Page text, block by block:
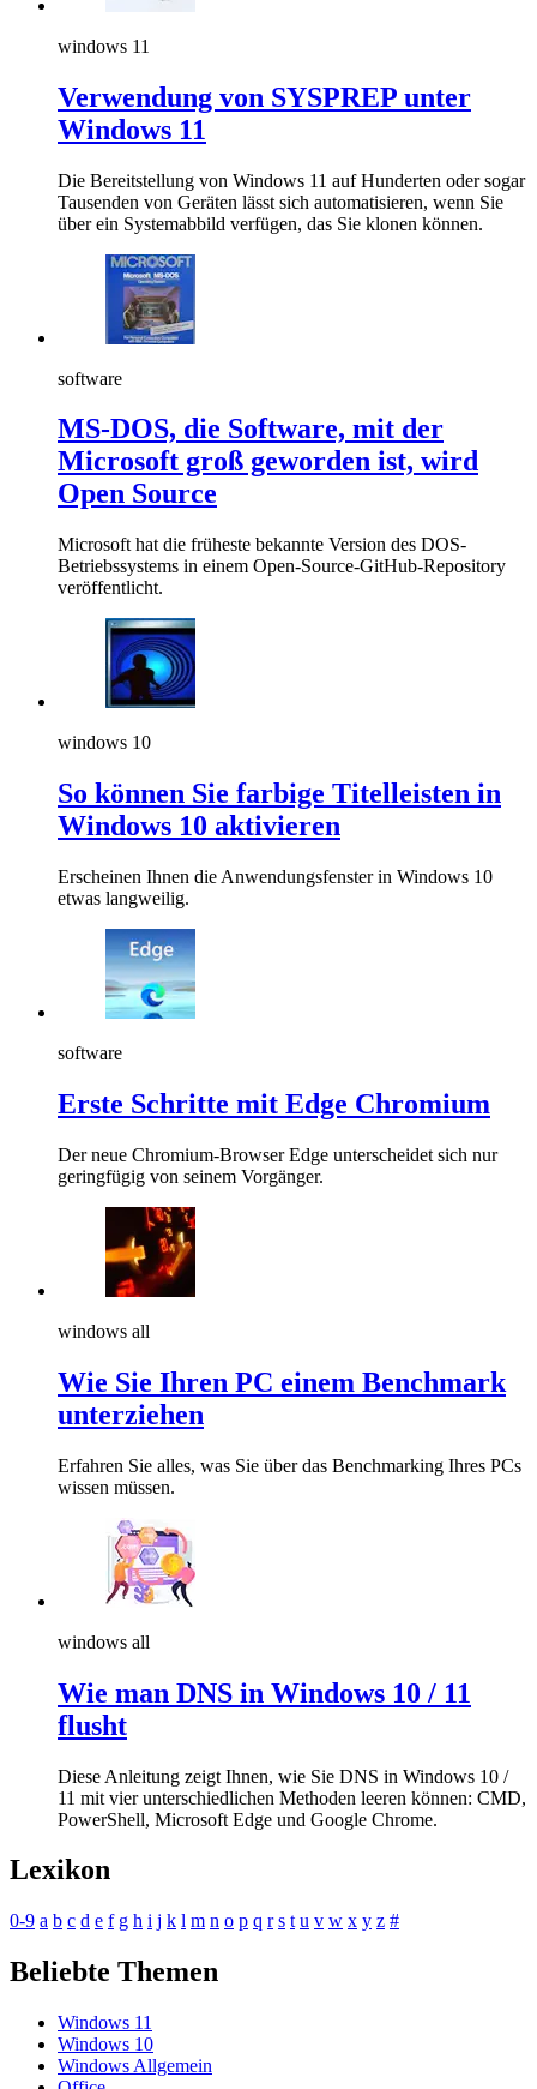
windows 11
Verwendung von SYSPREP unter
Windows 11
Die Bereitstellung von Windows 11 auf Hunderten oder sogar
Tausenden von Geräten lässt sich automatisieren, wenn Sie
über ein Systemabbild verfügen, das Sie klonen können.
software
MS-DOS, die Software, mit der
Microsoft groß geworden ist, wird
Open Source
Microsoft hat die früheste bekannte Version des DOS-
Betriebssystems in einem Open-Source-GitHub-Repository
veröffentlicht.
windows 10
So können Sie farbige Titelleisten in
Windows 10 aktivieren
Erscheinen Ihnen die Anwendungsfenster in Windows 10
etwas langweilig.
software
Erste Schritte mit Edge Chromium
Der neue Chromium-Browser Edge unterscheidet sich nur
geringfügig von seinem Vorgänger.
windows all
Wie Sie Ihren PC einem Benchmark
unterziehen
Erfahren Sie alles, was Sie über das Benchmarking Ihres PCs
wissen müssen.
windows all
Wie man DNS in Windows 10 / 11
flusht
Diese Anleitung zeigt Ihnen, wie Sie DNS in Windows 10 /
11 mit vier unterschiedlichen Methoden leeren können: CMD,
PowerShell, Microsoft Edge und Google Chrome.
Lexikon
0-9 a b c d e f g h i j k l m n o p q r s t u v w x y z #
Beliebte Themen
Windows 11
Windows 10
Windows Allgemein